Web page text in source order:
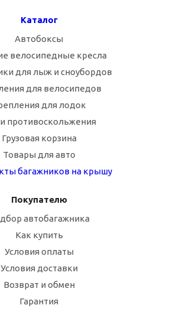
Каталог
Автобоксы
велосипедные кресла
для лыж и сноубордов
для велосипедов
для лодок
противоскольжения
Грузовая корзина
Товары для авто
багажников на крышу
Покупателю
автобагажника
Как купить
Условия оплаты
Условия доставки
Возврат и обмен
Гарантия